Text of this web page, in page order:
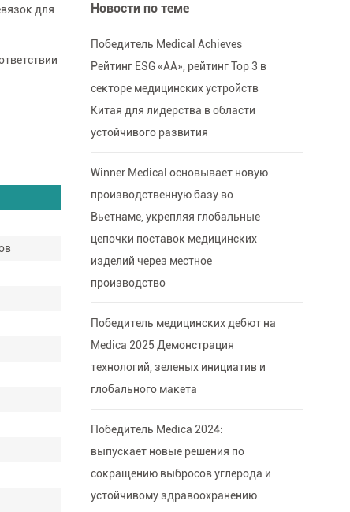
для
Новости по теме
Победитель Medical Achieves
Рейтинг ESG «AA», рейтинг Top 3 в
секторе медицинских устройств
Китая для лидерства в области
устойчивого развития
Winner Medical основывает новую
производственную базу во
Вьетнаме, укрепляя глобальные
цепочки поставок медицинских
изделий через местное
производство
Победитель медицинских дебют на
Medica 2025 Демонстрация
технологий, зеленых инициатив и
глобального макета
Победитель Medica 2024:
выпускает новые решения по
сокращению выбросов углерода и
устойчивому здравоохранению